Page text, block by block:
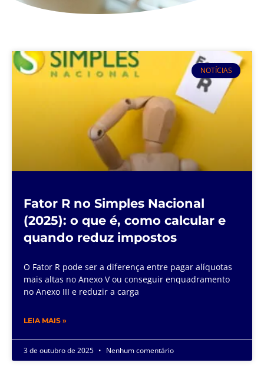
NOTÍCIAS
Fator R no Simples Nacional
(2025): o que é, como calcular e
quando reduz impostos
O Fator R pode ser a diferença entre pagar alíquotas
mais altas no Anexo V ou conseguir enquadramento
no Anexo III e reduzir a carga
LEIA MAIS »
3 de outubro de 2025 Nenhum comentário